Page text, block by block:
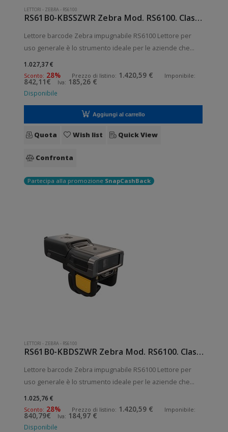
LETTORI - ZEBRA- RS6100
RS61B0-KBSSZWR Zebra Mod. RS6100. Classificazione: Impugnabile.
Lettore barcode Zebra impugnabile RS6100 Lettore per
uso generale è lo strumento ideale per le aziende che
desiderano migliorare le applicazioni quotidiane di lettura
dei codici a barre. Lettura QrCode abilitata. Collegamento
wireless senza fili.
1.027,37 €
Sconto: 28% Prezzo di listino: 1.420,59 € Imponibile:
842,11€ Iva: 185,26 €
Disponibile
Aggiungi al carrello
Quota Wish list Quick View
Confronta
Partecipa alla promozione SnapCashBack
LETTORI - ZEBRA- RS6100
RS61B0-KBDSZWR Zebra Mod. RS6100. Classificazione: Impugnabile.
Lettore barcode Zebra impugnabile RS6100 Lettore per
uso generale è lo strumento ideale per le aziende che
desiderano migliorare le applicazioni quotidiane di lettura
dei codici a barre. Lettura QrCode abilitata. Collegamento
wireless senza fili.
1.025,76 €
Sconto: 28% Prezzo di listino: 1.420,59 € Imponibile:
840,79€ Iva: 184,97 €
Disponibile